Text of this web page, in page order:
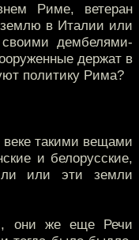
Риме, ветеран
в Италии или
дембелями-
держат в
политику Рима?
такими вещами
и белорусские,
или эти земли
они же еще Речи